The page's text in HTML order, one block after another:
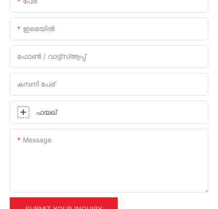
ഇമെയിൽ
ഫോൺ / വാട്ട്സ്ആപ്പ്
കമ്പനി പേര്
ഫയല്
Message